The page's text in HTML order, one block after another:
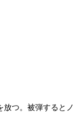
放つ。被弾するとノ